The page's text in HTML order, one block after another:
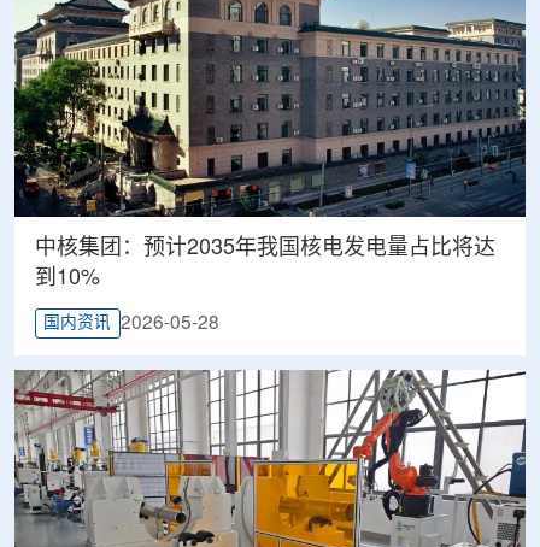
中核集团：预计2035年我国核电发电量占比将达
到10%
国内资讯 2026-05-28